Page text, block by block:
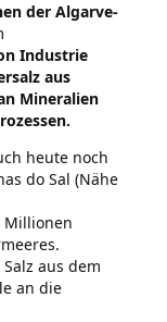
der Algarve-
Industrie
aus
Mineralien
heute noch
do Sal (Nähe
Millionen
aus dem
an die